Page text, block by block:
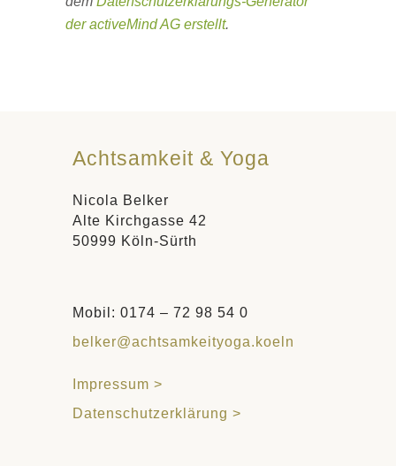
der activeMind AG erstellt.
Achtsamkeit & Yoga
Nicola Belker
Alte Kirchgasse 42
50999 Köln-Sürth
Mobil: 0174 – 72 98 54 0
belker@achtsamkeityoga.koeln
Impressum >
Datenschutzerklärung >